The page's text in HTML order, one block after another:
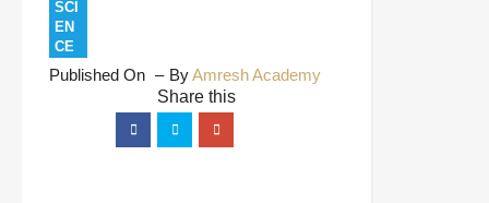
SCI
EN
CE
Published On ByAmresh Academy